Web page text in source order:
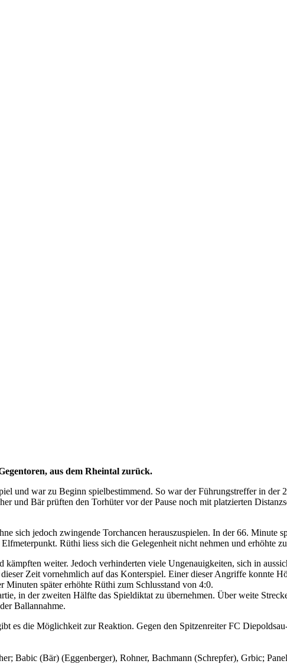
aus dem Rheintal zurück.
und war zu Beginn spielbestimmend. So war der Führungstreffer in
und Bär prüften den Torhüter vor der Pause noch mit platzierten
sich jedoch zwingende Torchancen herauszuspielen. In der 66. Minute
Rüthi liess sich die Gelegenheit nicht nehmen und erhöhte
weiter. Jedoch verhinderten viele Ungenauigkeiten, sich in
Zeit vornehmlich auf das Konterspiel. Einer dieser Angriffe konnte
später erhöhte Rüthi zum Schlusstand von 4:0.
in der zweiten Hälfte das Spieldiktat zu übernehmen. Über weite
Ballannahme.
es die Möglichkeit zur Reaktion. Gegen den Spitzenreiter FC
Babic (Bär) (Eggenberger), Rohner, Bachmann (Schrepfer), Grbic;